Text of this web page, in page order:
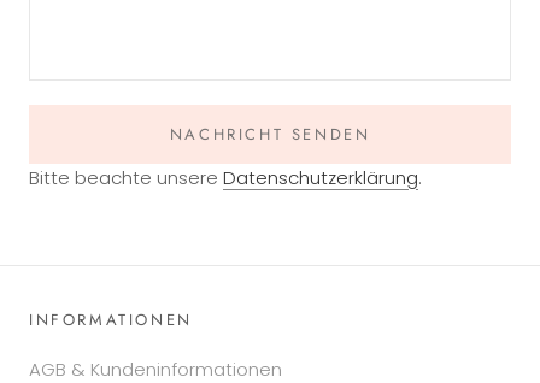
NACHRICHT SENDEN
Bitte beachte unsere Datenschutzerklärung.
INFORMATIONEN
AGB & Kundeninformationen